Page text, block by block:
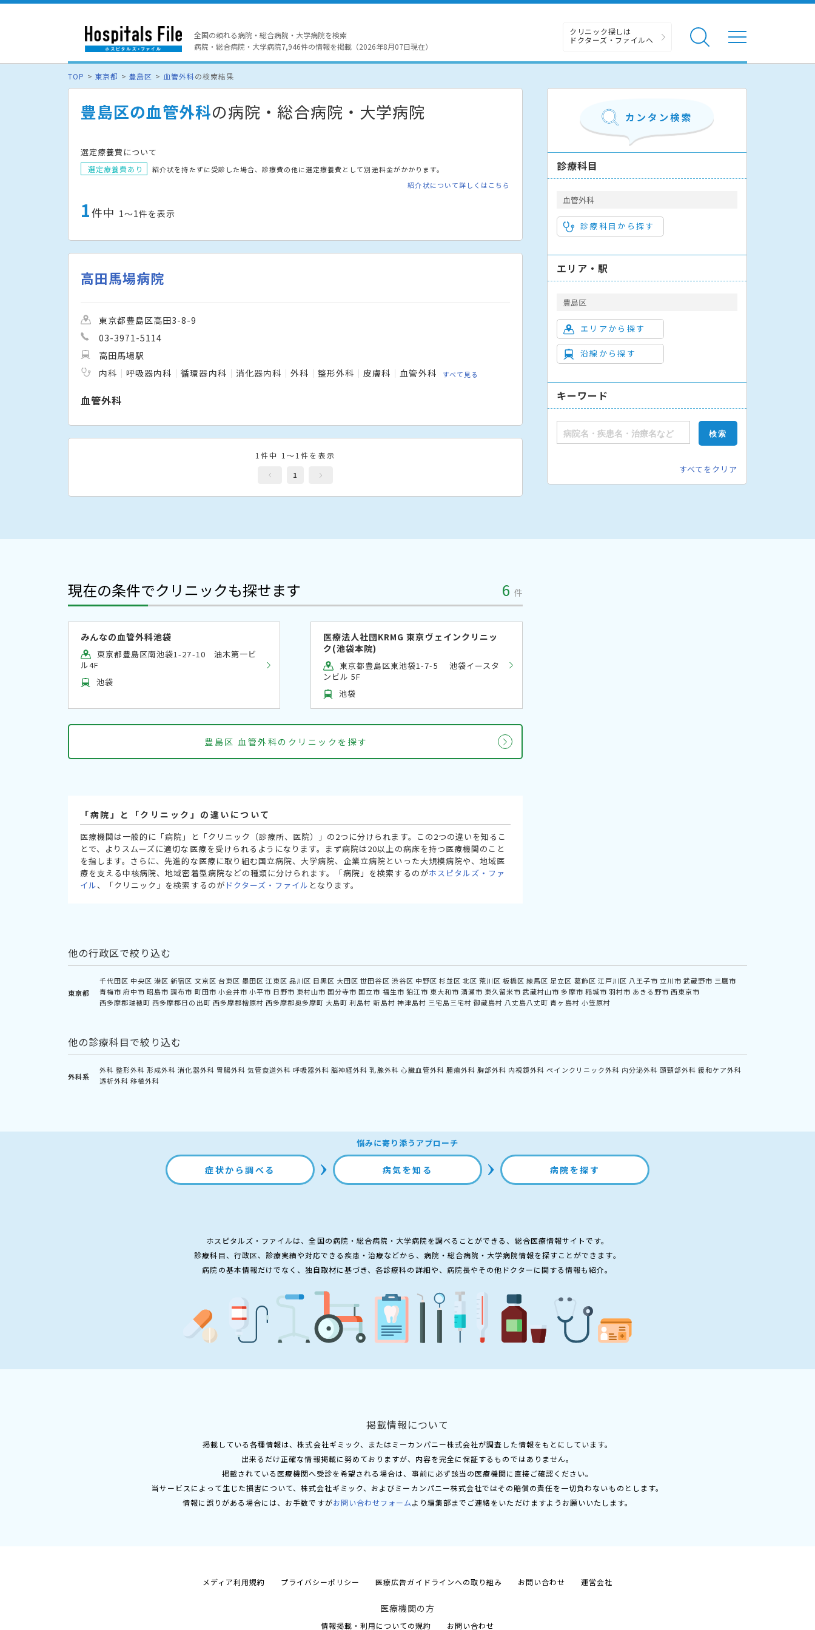
全国の頼れる病院・総合病院・大学病院を検索
病院・総合病院・大学病院7,946件の情報を掲載（2026年8月07日現在）
クリニック探しは
ドクターズ・ファイルへ
TOP 東京都 豊島区 血管外科の検索結果
豊島区の血管外科の病院・総合病院・大学病院
選定療養費について
選定療養費あり
紹介状を持たずに受診した場合、診療費の他に選定療養費として別途料金がかかります。
紹介状について詳しくはこちら
1件中 1〜1件を表示
高田馬場病院
東京都豊島区高田3-8-9
03-3971-5114
高田馬場駅
内科
呼吸器内科 循環器内科 消化器内科 外科 整形外科 皮膚科 血管外科 すべて見る
血管外科
1件中 1～1件を表示
1
診療科目
血管外科
診療科目から探す
エリア・駅
豊島区
エリアから探す
沿線から探す
キーワード
すべてをクリア
現在の条件でクリニックも探せます 6 件
みんなの血管外科池袋
東京都豊島区南池袋1-27-10 油木第一ビ
ル4F
池袋
医療法人社団KRMG 東京ヴェインクリニッ
ク(池袋本院)
東京都豊島区東池袋1-7-5 池袋イースタ
ンビル 5F
池袋
豊島区 血管外科のクリニックを探す
「病院」と「クリニック」の違いについて
医療機関は一般的に「病院」と「クリニック（診療所、医院）」の2つに分けられます。この2つの違いを知るこ
とで、よりスムーズに適切な医療を受けられるようになります。まず病院は20以上の病床を持つ医療機関のこと
を指します。さらに、先進的な医療に取り組む国立病院、大学病院、企業立病院といった大規模病院や、地域医
療を支える中核病院、地域密着型病院などの種類に分けられます。「病院」を検索するのがホスピタルズ・ファ
イル、「クリニック」を検索するのが ドクターズ・ファイル となります。
他の行政区で絞り込む
東京都
千代田区 中央区 港区 新宿区 文京区 台東区 墨田区 江東区 品川区 目黒区 大田区 世田谷区 渋谷区 中野区 杉並区 北区 荒川区 板橋区 練馬区 足立区 葛飾区 江戸川区 八王子市 立川市 武蔵野市 三鷹市
青梅市 府中市 昭島市 調布市 町田市 小金井市 小平市 日野市 東村山市 国分寺市 国立市 福生市 狛江市 東大和市 清瀬市 東久留米市 武蔵村山市 多摩市 稲城市 羽村市 あきる野市 西東京市
西多摩郡瑞穂町 西多摩郡日の出町 西多摩郡檜原村 西多摩郡奥多摩町 大島町 利島村 新島村 神津島村 三宅島三宅村 御蔵島村 八丈島八丈町 青ヶ島村 小笠原村
他の診療科目で絞り込む
外科系
外科 整形外科 形成外科 消化器外科 胃腸外科 気管食道外科 呼吸器外科 脳神経外科 乳腺外科 心臓血管外科 腫瘍外科 胸部外科 内視鏡外科 ペインクリニック外科 内分泌外科 頭頸部外科 緩和ケア外科
透析外科 移植外科
悩みに寄り添うアプローチ
症状から調べる 病気を知る 病院を探す
ホスピタルズ・ファイルは、全国の病院・総合病院・大学病院を調べることができる、総合医療情報サイトです。
診療科目、行政区、診療実績や対応できる疾患・治療などから、病院・総合病院・大学病院情報を探すことができます。
病院の基本情報だけでなく、独自取材に基づき、各診療科の詳細や、病院長やその他ドクターに関する情報も紹介。
掲載情報について
掲載している各種情報は、株式会社ギミック、またはミーカンパニー株式会社が調査した情報をもとにしています。
出来るだけ正確な情報掲載に努めておりますが、内容を完全に保証するものではありません。
掲載されている医療機関へ受診を希望される場合は、事前に必ず該当の医療機関に直接ご確認ください。
当サービスによって生じた損害について、株式会社ギミック、およびミーカンパニー株式会社ではその賠償の責任を一切負わないものとします。
情報に誤りがある場合には、お手数ですがお問い合わせフォームより編集部までご連絡をいただけますようお願いいたします。
メディア利用規約 プライバシーポリシー 医療広告ガイドラインへの取り組み お問い合わせ 運営会社
医療機関の方
情報掲載・利用についての規約 お問い合わせ